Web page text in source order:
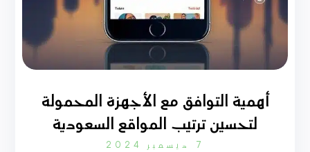
أهمية التوافق مع الأجهزة المحمولة
لتحسين ترتيب المواقع السعودية
7 ديسمبر 2024